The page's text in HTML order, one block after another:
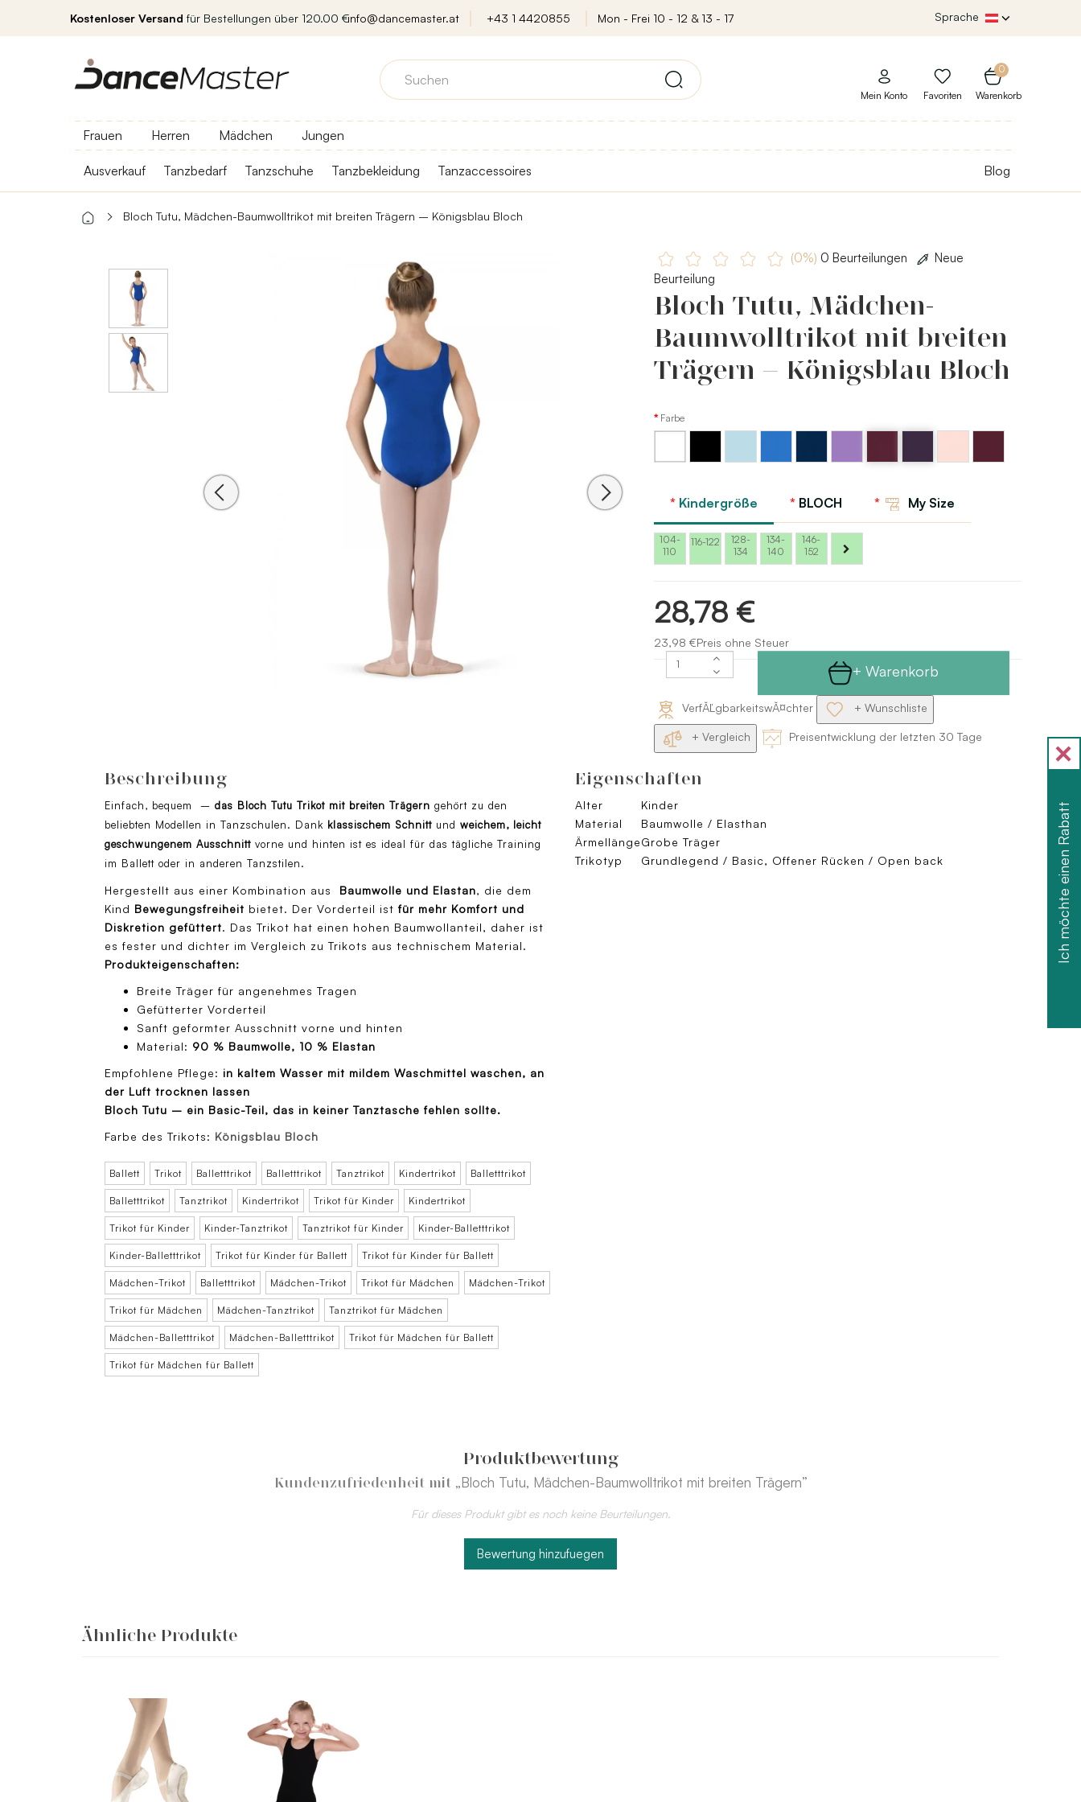
Kostenloser Versand für Bestellungen über 120.00 €info@dancemaster.at +43 1 4420855 Mon - Frei 10 - 12 & 13 - 17 Sprache
0
Warenkorb
Mein Konto Favoriten
Frauen Herren Mädchen Jungen
Ausverkauf Tanzbedarf Tanzschuhe Tanzbekleidung Tanzaccessoires Blog
Bloch Tutu, Mädchen-Baumwolltrikot mit breiten Trägern – Königsblau Bloch
(0%) 0 Beurteilungen
Neue
Beurteilung
Bloch Tutu, Mädchen-
Baumwolltrikot mit breiten
Trägern – Königsblau Bloch
Farbe
Bloch
Bloch
Bloch
Bloch
Kindergröße BLOCH My Size
104-
110
116-122
128-
134
134-
140
146-
152
28,78 €
23,98 €Preis ohne Steuer
+ Warenkorb
VerfĂĽgbarkeitswĂ¤chter + Wunschliste
+ Vergleich Preisentwicklung der letzten 30 Tage
Beschreibung
Einfach, bequem – das Bloch Tutu Trikot mit breiten Trägern gehört zu den
beliebten Modellen in Tanzschulen. Dank klassischem Schnitt und weichem, leicht
geschwungenem Ausschnitt vorne und hinten ist es ideal für das tägliche Training
im Ballett oder in anderen Tanzstilen.
Hergestellt aus einer Kombination aus Baumwolle und Elastan, die dem
Kind Bewegungsfreiheit bietet. Der Vorderteil ist für mehr Komfort und
Diskretion gefüttert. Das Trikot hat einen hohen Baumwollanteil, daher ist
es fester und dichter im Vergleich zu Trikots aus technischem Material.
Produkteigenschaften:
Breite Träger für angenehmes Tragen
Gefütterter Vorderteil
Sanft geformter Ausschnitt vorne und hinten
Material: 90 % Baumwolle, 10 % Elastan
Empfohlene Pflege: in kaltem Wasser mit mildem Waschmittel waschen, an
der Luft trocknen lassen
Bloch Tutu – ein Basic-Teil, das in keiner Tanztasche fehlen sollte.
Farbe des Trikots: Königsblau Bloch
Ballett Trikot Balletttrikot Balletttrikot Tanztrikot Kindertrikot Balletttrikot
Balletttrikot Tanztrikot Kindertrikot Trikot für Kinder Kindertrikot
Trikot für Kinder Kinder-Tanztrikot Tanztrikot für Kinder Kinder-Balletttrikot
Kinder-Balletttrikot Trikot für Kinder für Ballett Trikot für Kinder für Ballett
Mädchen-Trikot Balletttrikot Mädchen-Trikot Trikot für Mädchen Mädchen-Trikot
Trikot für Mädchen Mädchen-Tanztrikot Tanztrikot für Mädchen
Mädchen-Balletttrikot Mädchen-Balletttrikot Trikot für Mädchen für Ballett
Trikot für Mädchen für Ballett
Eigenschaften
Alter
Kinder
Material
Baumwolle / Elasthan
ÄrmellängeGrobe Träger
Trikotyp
Grundlegend / Basic, Offener Rücken / Open back
Produktbewertung
Kundenzufriedenheit mit „Bloch Tutu, Mädchen-Baumwolltrikot mit breiten Trägern”
Für dieses Produkt gibt es noch keine Beurteilungen.
Bewertung hinzufuegen
Ähnliche Produkte
Ich möchte einen Rabatt